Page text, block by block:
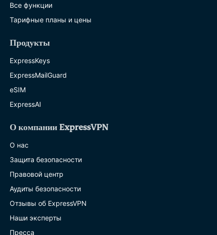
Все функции
Тарифные планы и цены
Продукты
ExpressKeys
ExpressMailGuard
eSIM
ExpressAI
О компании ExpressVPN
О нас
Защита безопасности
Правовой центр
Аудиты безопасности
Отзывы об ExpressVPN
Наши эксперты
Пресса